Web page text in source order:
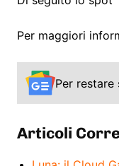
Per maggiori
Per restare
Articoli